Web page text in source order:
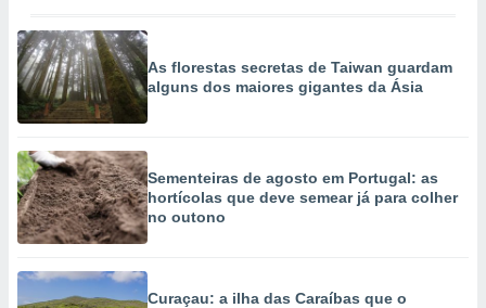
As florestas secretas de Taiwan guardam
alguns dos maiores gigantes da Ásia
Sementeiras de agosto em Portugal: as
hortícolas que deve semear já para colher
no outono
Curaçau: a ilha das Caraíbas que o